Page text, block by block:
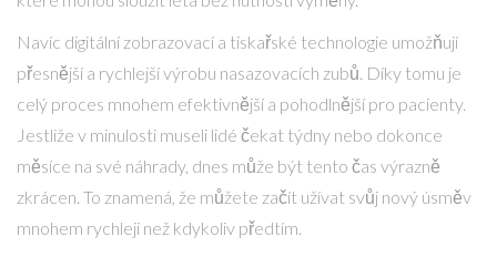
Navíc digitální zobrazovací a tiskařské technologie umožňují
přesnější a rychlejší výrobu nasazovacích zubů. Díky tomu je
celý proces mnohem efektivnější a pohodlnější pro pacienty.
Jestliže v minulosti museli lidé čekat týdny nebo dokonce
měsíce na své náhrady, dnes může být tento čas výrazně
zkrácen. To znamená, že můžete začít užívat svůj nový úsměv
mnohem rychleji než kdykoliv předtím.